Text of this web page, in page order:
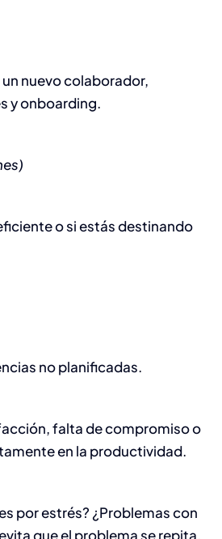
nuevo colaborador,
y onboarding.
o si estás destinando
no planificadas.
falta de compromiso o
en la productividad.
por estrés? ¿Problemas con
que el problema se repita.